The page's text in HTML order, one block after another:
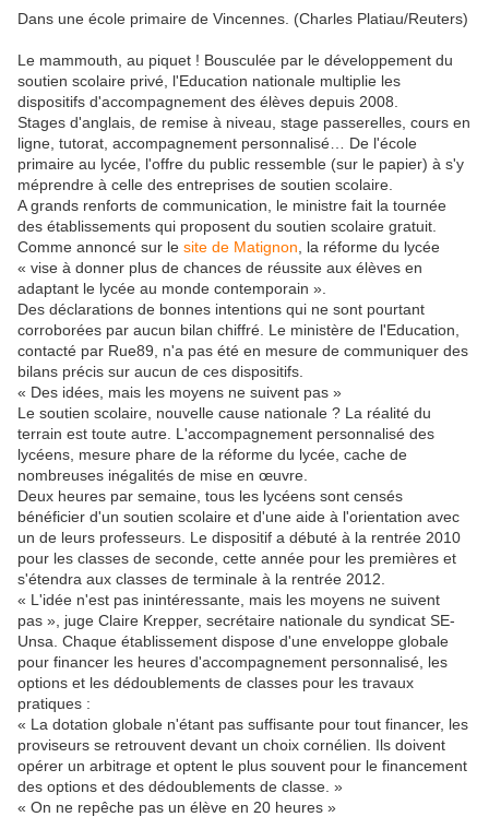
Dans une école primaire de Vincennes. (Charles Platiau/Reuters)
Le mammouth, au piquet ! Bousculée par le développement du
soutien scolaire privé, l'Education nationale multiplie les
dispositifs d'accompagnement des élèves depuis 2008.
Stages d'anglais, de remise à niveau, stage passerelles, cours en
ligne, tutorat, accompagnement personnalisé… De l'école
primaire au lycée, l'offre du public ressemble (sur le papier) à s'y
méprendre à celle des entreprises de soutien scolaire.
A grands renforts de communication, le ministre fait la tournée
des établissements qui proposent du soutien scolaire gratuit.
Comme annoncé sur le site de Matignon , la réforme du lycée
« vise à donner plus de chances de réussite aux élèves en
adaptant le lycée au monde contemporain ».
Des déclarations de bonnes intentions qui ne sont pourtant
corroborées par aucun bilan chiffré. Le ministère de l'Education,
contacté par Rue89, n'a pas été en mesure de communiquer des
bilans précis sur aucun de ces dispositifs.
« Des idées, mais les moyens ne suivent pas »
Le soutien scolaire, nouvelle cause nationale ? La réalité du
terrain est toute autre. L'accompagnement personnalisé des
lycéens, mesure phare de la réforme du lycée, cache de
nombreuses inégalités de mise en œuvre.
Deux heures par semaine, tous les lycéens sont censés
bénéficier d'un soutien scolaire et d'une aide à l'orientation avec
un de leurs professeurs. Le dispositif a débuté à la rentrée 2010
pour les classes de seconde, cette année pour les premières et
s'étendra aux classes de terminale à la rentrée 2012.
« L'idée n'est pas inintéressante, mais les moyens ne suivent
pas », juge Claire Krepper, secrétaire nationale du syndicat SE-
Unsa. Chaque établissement dispose d'une enveloppe globale
pour financer les heures d'accompagnement personnalisé, les
options et les dédoublements de classes pour les travaux
pratiques :
« La dotation globale n'étant pas suffisante pour tout financer, les
proviseurs se retrouvent devant un choix cornélien. Ils doivent
opérer un arbitrage et optent le plus souvent pour le financement
des options et des dédoublements de classe. »
« On ne repêche pas un élève en 20 heures »